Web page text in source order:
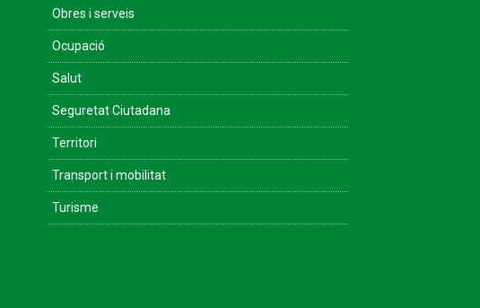
Obres i serveis
Ocupació
Salut
Seguretat Ciutadana
Territori
Transport i mobilitat
Turisme